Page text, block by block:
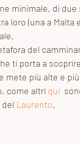
minimale, di
loro (una a Malta
del
ti porta a
mete più alte e
come altri qui
del Laurento.